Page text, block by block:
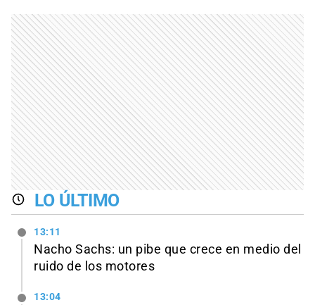
LO ÚLTIMO
13:11
Nacho Sachs: un pibe que crece en medio del
ruido de los motores
13:04